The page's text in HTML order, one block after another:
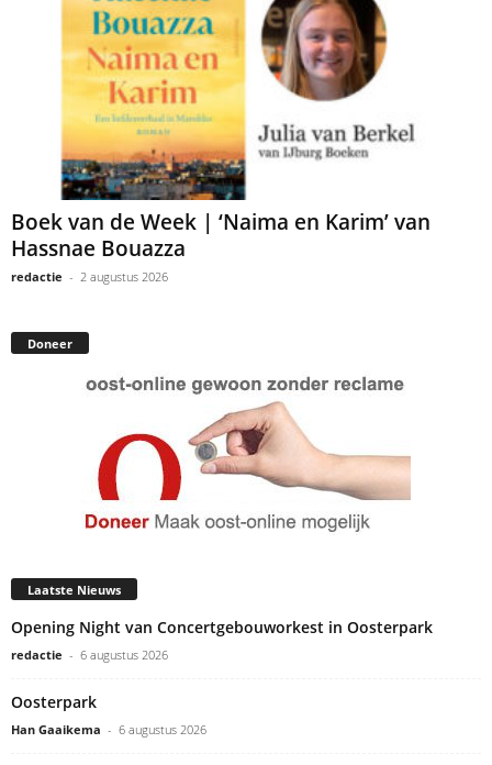
Boek van de Week | ‘Naima en Karim’ van
Hassnae Bouazza
redactie - 2 augustus 2026
Doneer
Laatste Nieuws
Opening Night van Concertgebouworkest in Oosterpark
redactie - 6 augustus 2026
Oosterpark
Han Gaaikema - 6 augustus 2026